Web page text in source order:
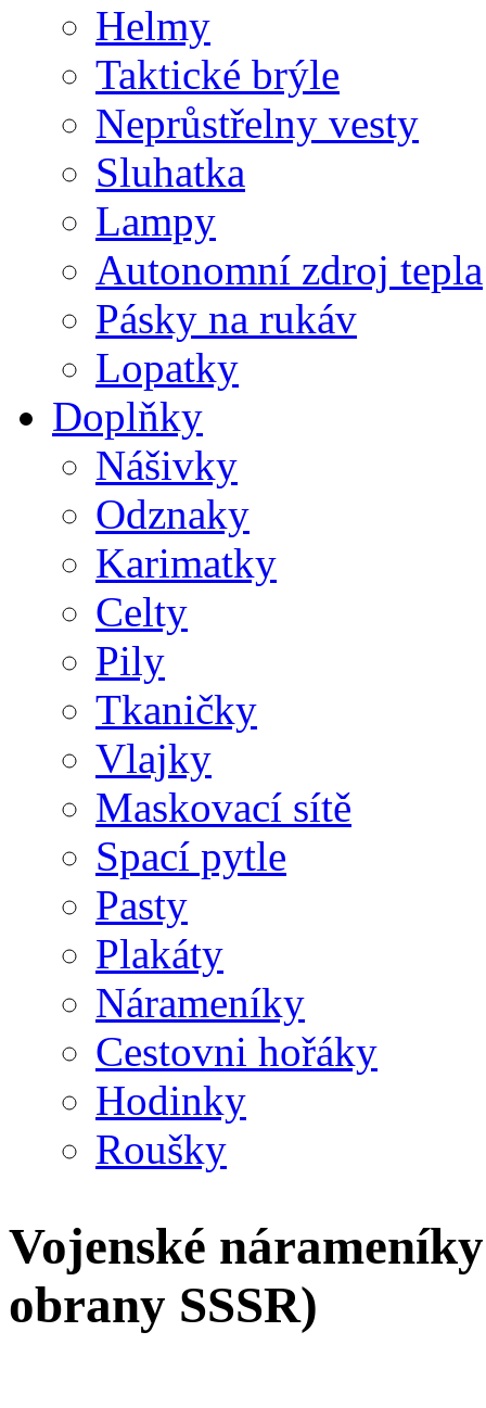
Helmy
Taktické brýle
Neprůstřelny vesty
Sluhatka
Lampy
Autonomní zdroj tepla
Pásky na rukáv
Lopatky
Doplňky
Nášivky
Odznaky
Karimatky
Celty
Pily
Tkaničky
Vlajky
Maskovací sítě
Spací pytle
Pasty
Plakáty
Nárameníky
Cestovni hořáky
Hodinky
Roušky
Vojenské
obrany SSSR)